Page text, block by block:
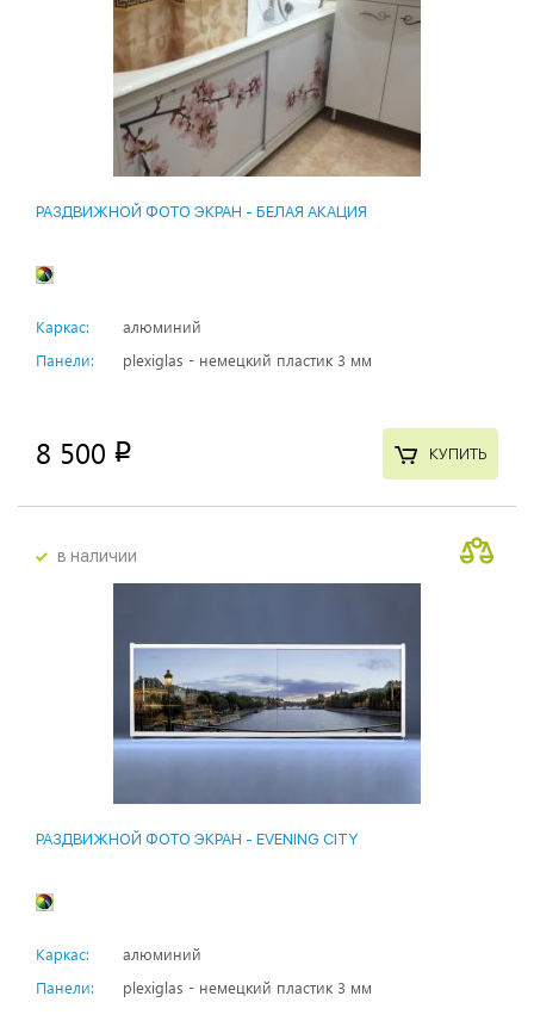
РАЗДВИЖНОЙ ФОТО ЭКРАН - БЕЛАЯ АКАЦИЯ
Каркас:
алюминий
Панели:
plexiglas - немецкий пластик 3 мм
8 500 p КУПИТЬ
в наличии
РАЗДВИЖНОЙ ФОТО ЭКРАН - EVENING CITY
Каркас:
алюминий
Панели:
plexiglas - немецкий пластик 3 мм